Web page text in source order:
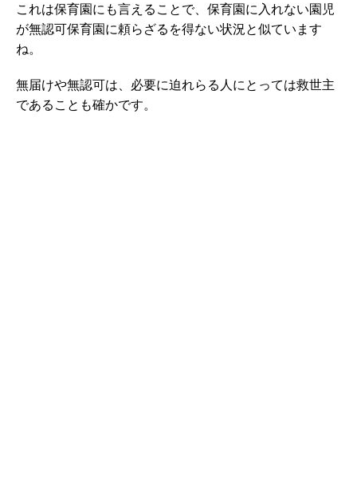
これは保育園にも言えることで、保育園に入れない園児
が無認可保育園に頼らざるを得ない状況と似ています
ね。
無届けや無認可は、必要に迫れらる人にとっては救世主
であることも確かです。